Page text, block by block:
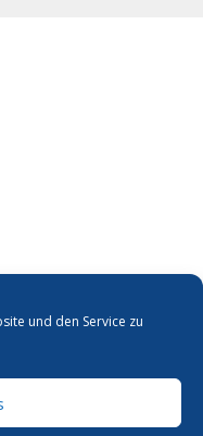
und den Service zu